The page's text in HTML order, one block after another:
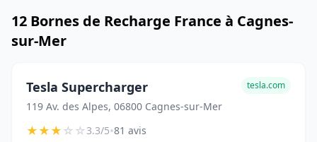
12 Bornes de Recharge France à Cagnes-
sur-Mer
Tesla Supercharger
119 Av. des Alpes, 06800 Cagnes-sur-Mer
tesla.com
★★★☆☆3.3/5•81 avis